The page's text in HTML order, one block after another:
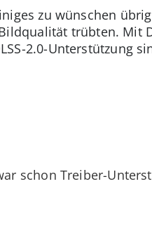
zu wünschen
trübten. Mit
2.0-Unterstützung
schon Treiber-